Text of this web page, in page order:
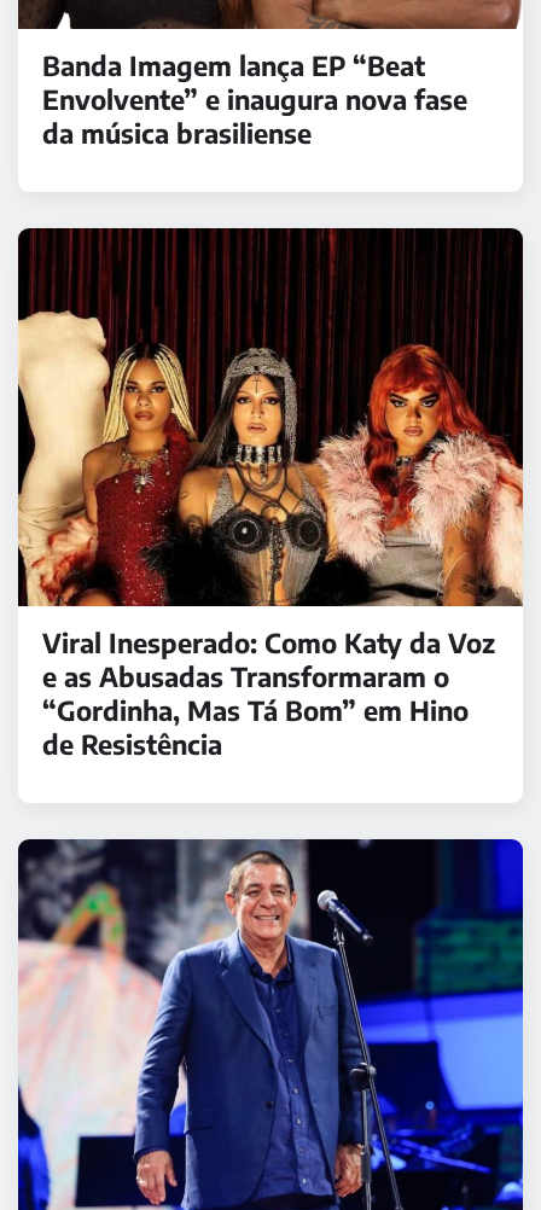
Banda Imagem lança EP “Beat
Envolvente” e inaugura nova fase
da música brasiliense
Viral Inesperado: Como Katy da Voz
e as Abusadas Transformaram o
“Gordinha, Mas Tá Bom” em Hino
de Resistência